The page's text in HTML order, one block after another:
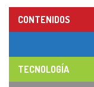
CONTENIDOS
TECNOLOGÍA